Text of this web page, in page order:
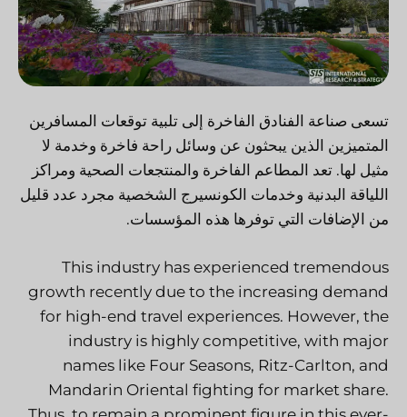
تسعى صناعة الفنادق الفاخرة إلى تلبية توقعات المسافرين
المتميزين الذين يبحثون عن وسائل راحة فاخرة وخدمة لا
مثيل لها. تعد المطاعم الفاخرة والمنتجعات الصحية ومراكز
اللياقة البدنية وخدمات الكونسيرج الشخصية مجرد عدد قليل
من الإضافات التي توفرها هذه المؤسسات.
This industry has experienced tremendous
growth recently due to the increasing demand
for high-end travel experiences. However, the
industry is highly competitive, with major
names like Four Seasons, Ritz-Carlton, and
Mandarin Oriental fighting for market share.